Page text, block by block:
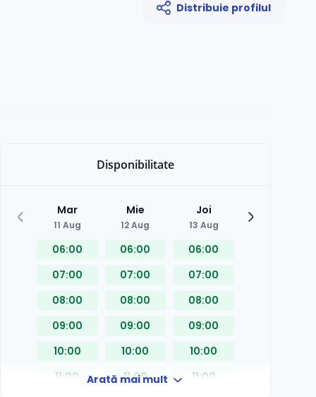
Distribuie profilul
Disponibilitate
Mar
11 Aug
06:00
07:00
08:00
09:00
10:00
11:00
Mie
12 Aug
06:00
07:00
08:00
09:00
10:00
11:00
Joi
13 Aug
06:00
07:00
08:00
09:00
10:00
11:00
Arată mai mult